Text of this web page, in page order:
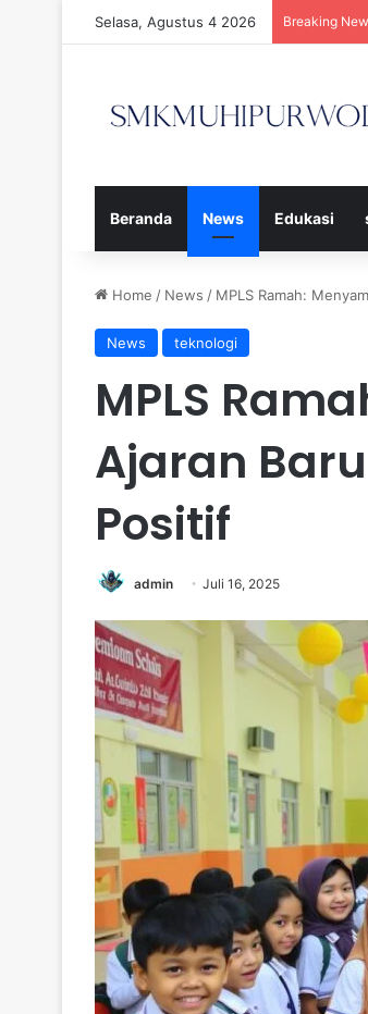
Selasa, Agustus 4 2026 Breaking
Beranda News Edukasi
Home / News / MPLS Ramah:
News teknologi
MPLS
Ajaran
Positif
admin Juli 16, 2025